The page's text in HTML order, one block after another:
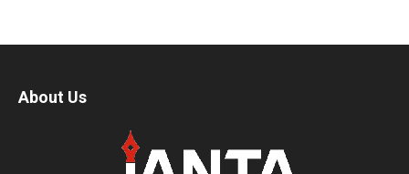
About Us